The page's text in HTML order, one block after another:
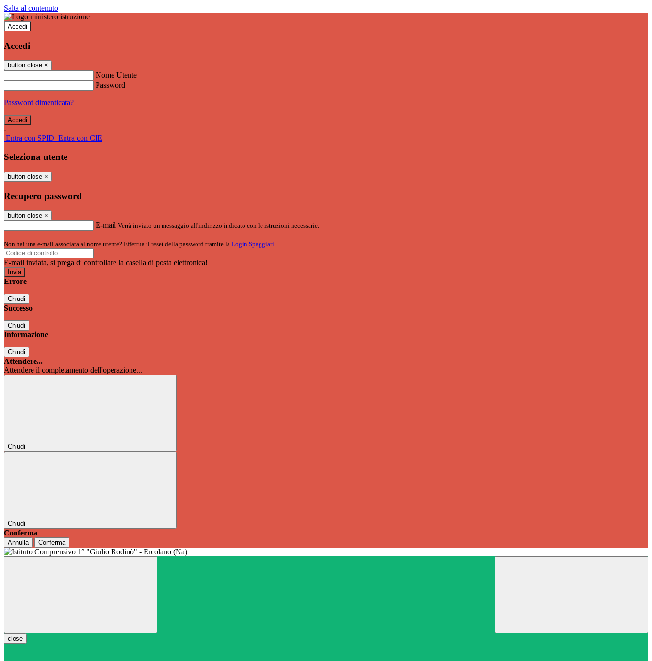
Salta al contenuto
Accedi
Accedi
button close ×
Nome Utente
Password
Password dimenticata?
-
Entra con SPID Entra con CIE
Seleziona utente
button close ×
Recupero password
button close ×
E-mail Verrà inviato un messaggio all'indirizzo indicato con le istruzioni necessarie.
Non hai una e-mail associata al nome utente? Effettua il reset della password tramite la Login Spaggiari
E-mail inviata, si prega di controllare la casella di posta elettronica!
Errore
Chiudi
Successo
Chiudi
Informazione
Chiudi
Attendere...
Attendere il completamento dell'operazione...
Chiudi
Chiudi
Conferma
Annulla Conferma
close